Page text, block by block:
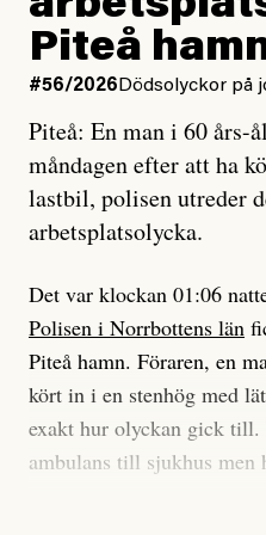
tidning?
Vad är bra journalistik?
Ett försök till korta svar
för Kuhn och Sassarinis-
som chefredaktör ser på
roll.
Vi skriver för våra läsare
överraskade, bekräftade,
att vi granskar allt och alla.
Vi är som sagt en röd,
Det betyder en annan
enligt uråldrig metod
och lade min sista ungdom
på att laga en gammal bod.
Jag sökte ljuset och
efter det som var rent, rätt
och aldrig såg jag det
när jag ombord på bussen
#23/
är
Piteå
#56/2026 Dödsolyckor på
Piteå: En man i 60 års-
måndagen efter att ha
lastbil, polisen utreder
arbetsplatsolycka.
Det var klockan 01:06
Polisen i Norrbottens län
Piteå hamn. Föraren, en
kört in i en stenhög med
exakt hur olyckan gick till.
ambulans till sjukhus